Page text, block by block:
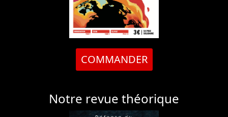
COMMANDER
Notre revue théorique